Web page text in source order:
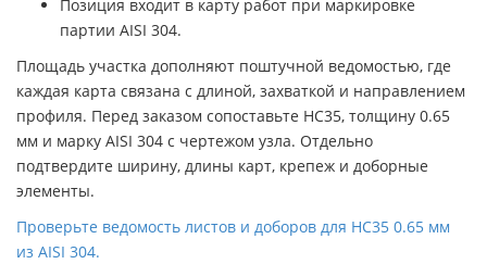
Позиция входит в карту работ при маркировке
партии AISI 304.
Площадь участка дополняют поштучной ведомостью, где
каждая карта связана с длиной, захваткой и направлением
профиля. Перед заказом сопоставьте НС35, толщину 0.65
мм и марку AISI 304 с чертежом узла. Отдельно
подтвердите ширину, длины карт, крепеж и доборные
элементы.
Проверьте ведомость листов и доборов для НС35 0.65 мм
из AISI 304.